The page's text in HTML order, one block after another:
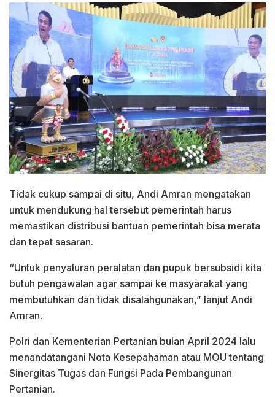
Tidak cukup sampai di situ, Andi Amran mengatakan
untuk mendukung hal tersebut pemerintah harus
memastikan distribusi bantuan pemerintah bisa merata
dan tepat sasaran.
“Untuk penyaluran peralatan dan pupuk bersubsidi kita
butuh pengawalan agar sampai ke masyarakat yang
membutuhkan dan tidak disalahgunakan,” lanjut Andi
Amran.
Polri dan Kementerian Pertanian bulan April 2024 lalu
menandatangani Nota Kesepahaman atau MOU tentang
Sinergitas Tugas dan Fungsi Pada Pembangunan
Pertanian.